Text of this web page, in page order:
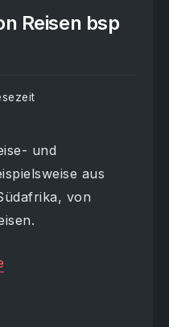
Reisen bsp
und
aus
von